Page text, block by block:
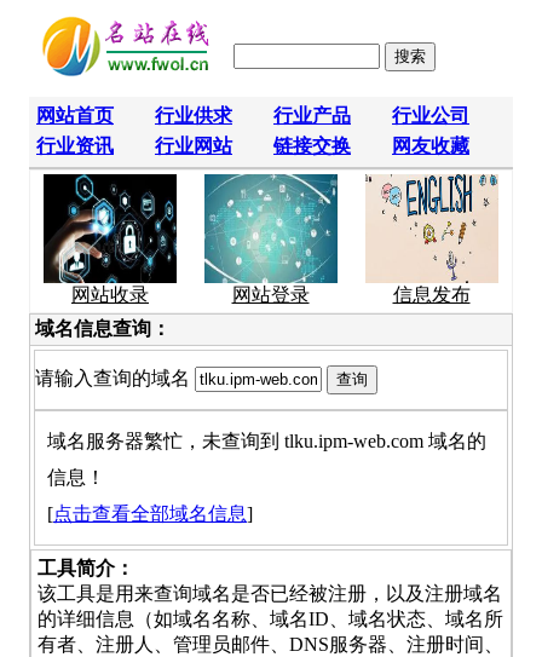
网站首页 行业供求 行业产品
行业公司
行业资讯
行业网站 链接交换 网友收藏
网站收录 网站登录
信息发布
域名信息查询：
请输入查询的域名
域名服务器繁忙，未查询到 tlku.ipm-web.com 域名的
信息！
[点击查看全部域名信息]
工具简介：
该工具是用来查询域名是否已经被注册，以及注册域名
的详细信息（如域名名称、域名ID、域名状态、域名所
有者、注册人、管理员邮件、DNS服务器、注册时间、